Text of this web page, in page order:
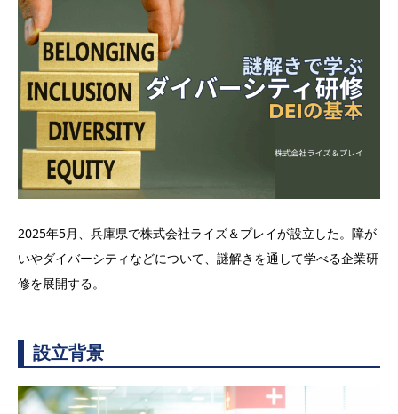
2025年5月、兵庫県で株式会社ライズ＆プレイが設立した。障が
いやダイバーシティなどについて、謎解きを通して学べる企業研
修を展開する。
設立背景